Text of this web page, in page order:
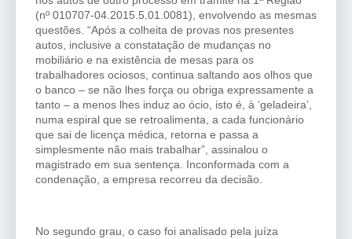
(nº 010707-04.2015.5.01.0081), envolvendo as mesmas
questões. “Após a colheita de provas nos presentes
autos, inclusive a constatação de mudanças no
mobiliário e na existência de mesas para os
trabalhadores ociosos, continua saltando aos olhos que
o banco – se não lhes força ou obriga expressamente a
tanto – a menos lhes induz ao ócio, isto é, à ‘geladeira’,
numa espiral que se retroalimenta, a cada funcionário
que sai de licença médica, retorna e passa a
simplesmente não mais trabalhar”, assinalou o
magistrado em sua sentença. Inconformada com a
condenação, a empresa recorreu da decisão.
No segundo grau, o caso foi analisado pela juíza